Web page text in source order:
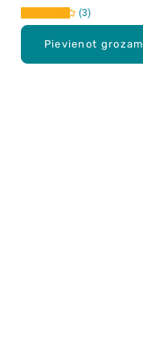
Pievienot grozam
3